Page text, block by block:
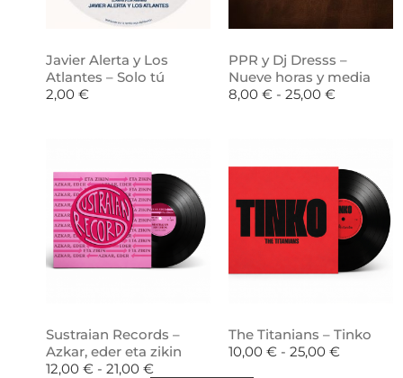
Javier Alerta y Los
Atlantes – Solo tú
2,00 €
PPR y Dj Dresss –
Nueve horas y media
8,00 € - 25,00 €
Sustraian Records –
Azkar, eder eta zikin
12,00 € - 21,00 €
The Titanians – Tinko
10,00 € - 25,00 €